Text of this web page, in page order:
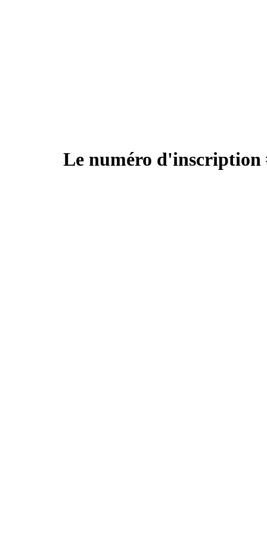
Le numéro d'inscription